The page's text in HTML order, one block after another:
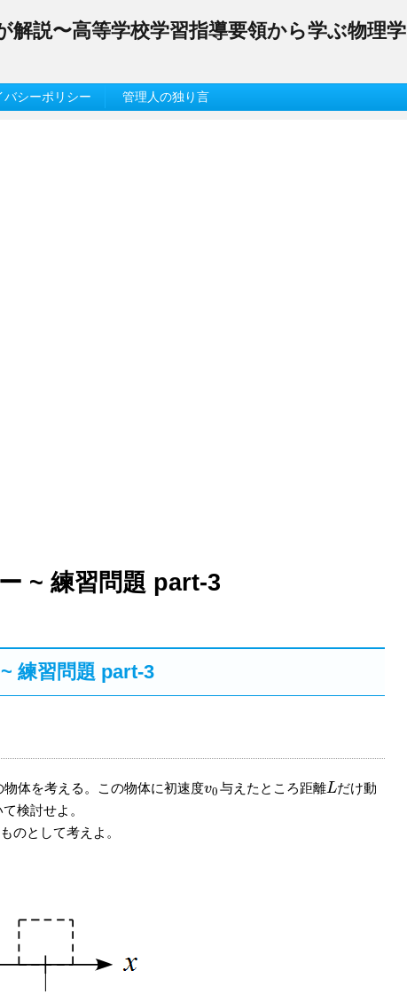
説〜高等学校学習指導要領から学ぶ物理学
バシーポリシー 管理人の独り言
~ 練習問題 part-3
練習問題 part-3
物体を考える。この物体に初速度v0
v0与えたところ距離L
L だけ動
検討せよ。
のとして考えよ。